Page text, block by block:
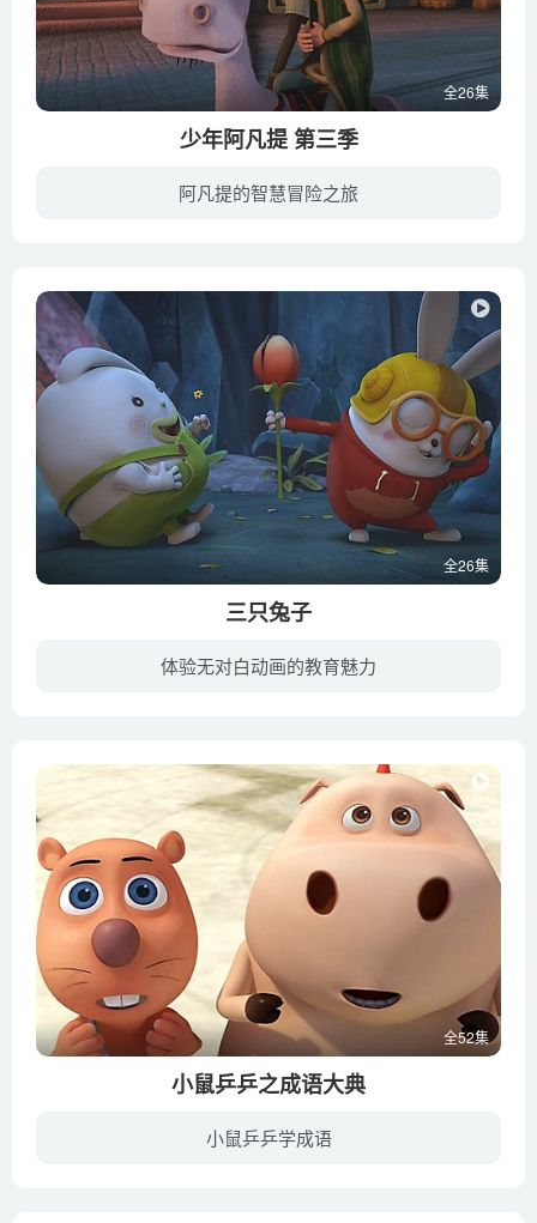
全26集
少年阿凡提 第三季
阿凡提的智慧冒险之旅
全26集
三只兔子
体验无对白动画的教育魅力
全52集
小鼠乒乒之成语大典
小鼠乒乒学成语